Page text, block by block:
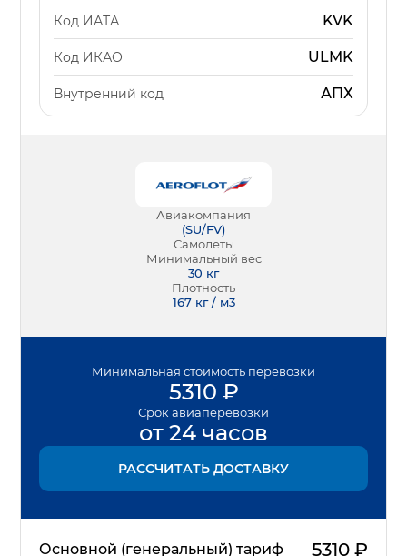
Код ИАТА KVK
Код ИКАО ULMK
Внутренний код АПХ
Авиакомпания
(SU/FV)
Самолеты
Минимальный вес
30 кг
Плотность
167 кг / м3
Минимальная стоимость перевозки
5310 ₽
Срок авиаперевозки
от 24 часов
РАССЧИТАТЬ ДОСТАВКУ
Основной (генеральный) тариф 5310₽